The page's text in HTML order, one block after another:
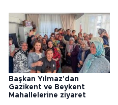
Başkan Yılmaz'dan
Gazikent ve Beykent
Mahallelerine ziyaret